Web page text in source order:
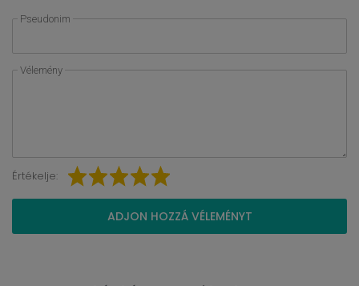
Pseudonim
Vélemény
Értékelje:
ADJON HOZZÁ VÉLEMÉNYT